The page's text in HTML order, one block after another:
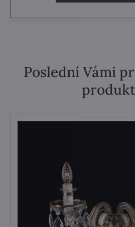
Poslední Vámi